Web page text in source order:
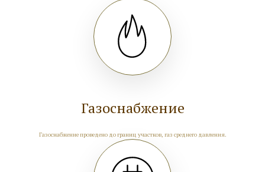
Газоснабжение
Газоснабжение проведено до границ участков, газ среднего давления.